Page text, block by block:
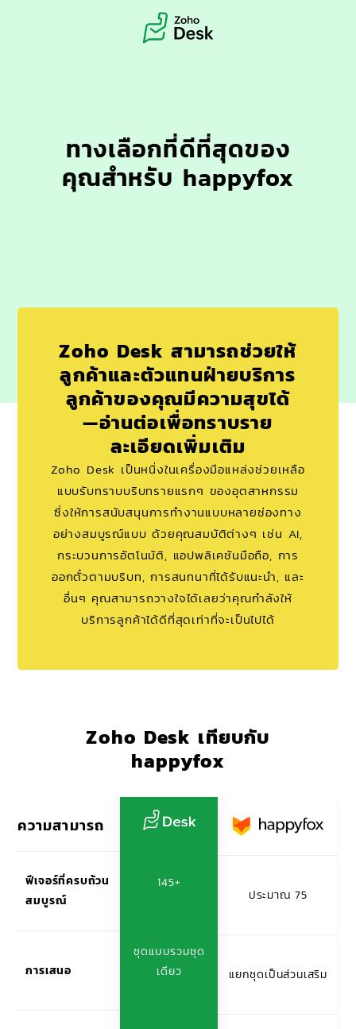
ทางเลือกที่ดีที่สุดของ
คุณสำหรับ happyfox
Zoho Desk สามารถช่วยให้
ลูกค้าและตัวแทนฝ่ายบริการ
ลูกค้าของคุณมีความสุขได้
—อ่านต่อเพื่อทราบราย
ละเอียดเพิ่มเติม
Zoho Desk เป็นหนึ่งในเครื่องมือแหล่งช่วยเหลือ
แบบรับทราบบริบทรายแรกๆ ของอุตสาหกรรม
ซึ่งให้การสนับสนุนการทำงานแบบหลายช่องทาง
อย่างสมบูรณ์แบบ ด้วยคุณสมบัติต่างๆ เช่น AI,
กระบวนการอัตโนมัติ, แอปพลิเคชันมือถือ, การ
ออกตั๋วตามบริบท, การสนทนาที่ได้รับแนะนำ, และ
อื่นๆ คุณสามารถวางใจได้เลยว่าคุณกำลังให้
บริการลูกค้าได้ดีที่สุดเท่าที่จะเป็นไปได้
Zoho Desk เทียบกับ
happyfox
ความสามารถ
ฟีเจอร์ที่ครบถ้วน
สมบูรณ์
การเสนอ
145+
ชุดแบบรวมชุด
เดียว
ประมาณ 75
แยกชุดเป็นส่วนเสริม